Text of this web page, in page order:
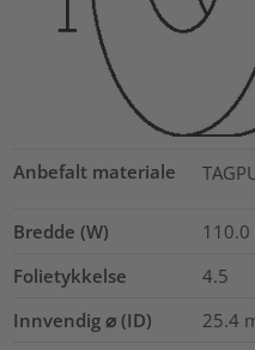
Anbefalt materiale
Bredde (W) 110.0
Folietykkelse
4.5
Innvendig ⌀ (ID)
25.4